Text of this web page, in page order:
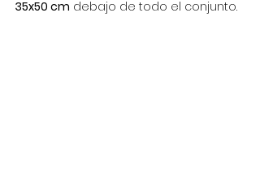
35x50 cm debajo de todo el conjunto.